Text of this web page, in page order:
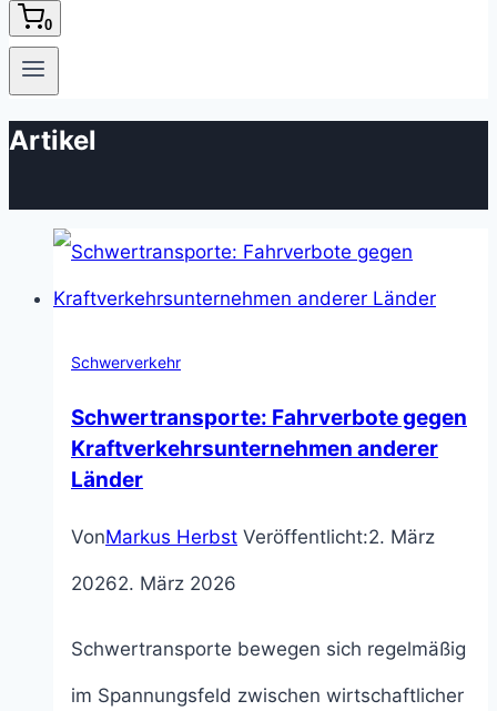
0
Artikel
Schwerverkehr
Schwertransporte: Fahrverbote gegen
Kraftverkehrsunternehmen anderer
Länder
VonMarkus Herbst Veröffentlicht:2. März
20262. März 2026
Schwertransporte bewegen sich regelmäßig
im Spannungsfeld zwischen wirtschaftlicher